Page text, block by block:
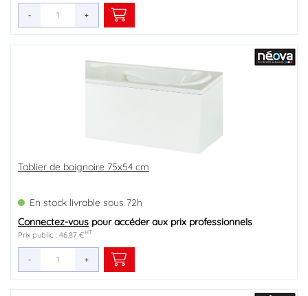
- +
Tablier de baignoire 75x54 cm
En stock livrable sous 72h
Connectez-vous pour accéder aux prix professionnels
Prix public : 46,87 €HT
- +